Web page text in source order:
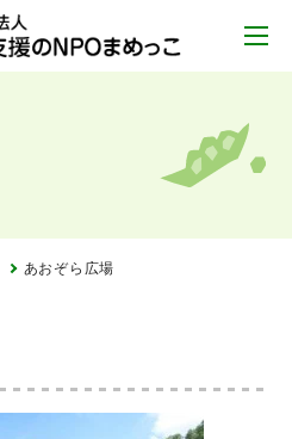
あおぞら広場